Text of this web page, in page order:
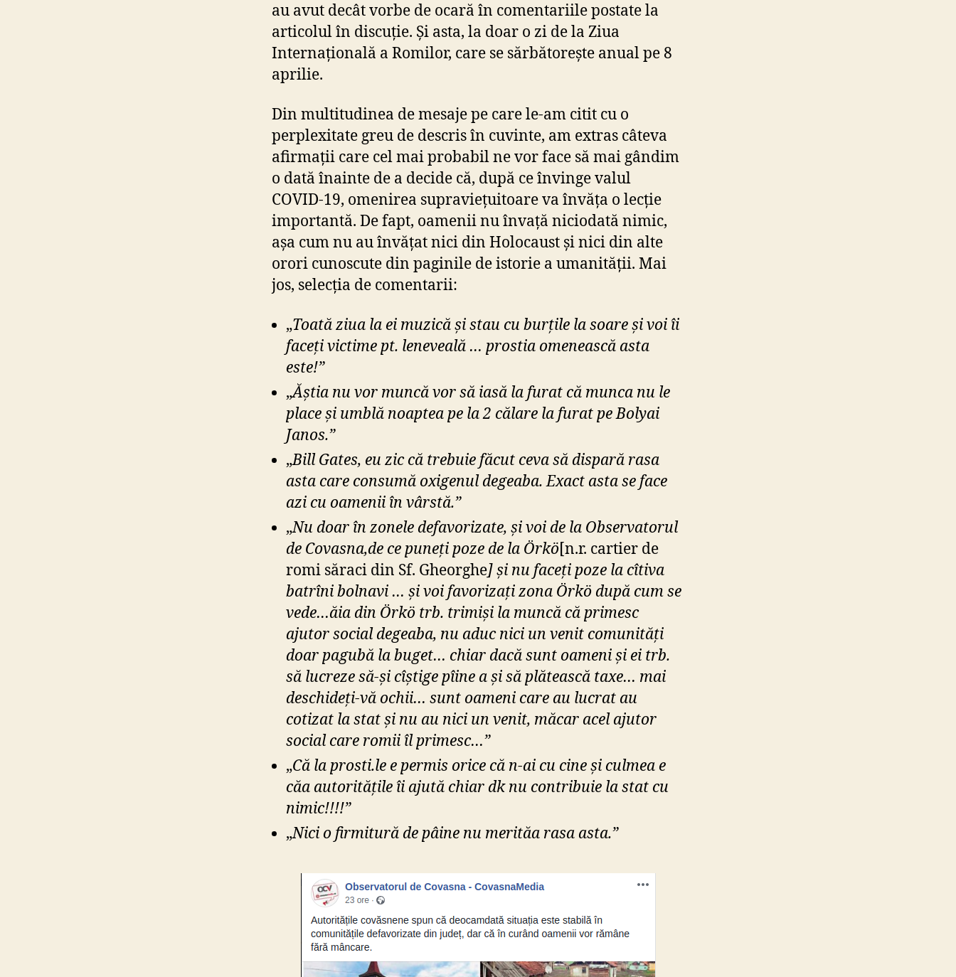
au avut decât vorbe de ocară în comentariile postate la
articolul în discuție. Și asta, la doar o zi de la Ziua
Internațională a Romilor, care se sărbătorește anual pe 8
aprilie.
Din multitudinea de mesaje pe care le-am citit cu o
perplexitate greu de descris în cuvinte, am extras câteva
afirmații care cel mai probabil ne vor face să mai gândim
o dată înainte de a decide că, după ce învinge valul
COVID-19, omenirea supraviețuitoare va învăța o lecție
importantă. De fapt, oamenii nu învață niciodată nimic,
așa cum nu au învățat nici din Holocaust și nici din alte
orori cunoscute din paginile de istorie a umanității. Mai
jos, selecția de comentarii:
„Toată ziua la ei muzică și stau cu burțile la soare și voi îi
faceți victime pt. leneveală … prostia omenească asta
este!”
„Ăștia nu vor muncă vor să iasă la furat că munca nu le
place și umblă noaptea pe la 2 călare la furat pe Bolyai
Janos.”
„Bill Gates, eu zic că trebuie făcut ceva să dispară rasa
asta care consumă oxigenul degeaba. Exact asta se face
azi cu oamenii în vârstă.”
„Nu doar în zonele defavorizate, și voi de la Observatorul
de Covasna,de ce puneți poze de la Örkö[n.r. cartier de
romi săraci din Sf. Gheorghe] și nu faceți poze la cîtiva
batrîni bolnavi … și voi favorizați zona Örkö după cum se
vede…ăia din Örkö trb. trimiși la muncă că primesc
ajutor social degeaba, nu aduc nici un venit comunități
doar pagubă la buget… chiar dacă sunt oameni și ei trb.
să lucreze să-și cîștige pîine a și să plătească taxe… mai
deschideți-vă ochii… sunt oameni care au lucrat au
cotizat la stat și nu au nici un venit, măcar acel ajutor
social care romii îl primesc…”
„Că la prosti.le e permis orice că n-ai cu cine și culmea e
căa autoritățile îi ajută chiar dk nu contribuie la stat cu
nimic!!!!”
„Nici o firmitură de pâine nu merităa rasa asta.”